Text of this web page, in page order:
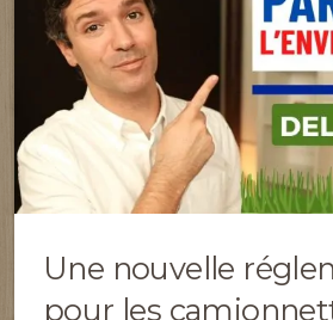
Une nouvelle
pour les